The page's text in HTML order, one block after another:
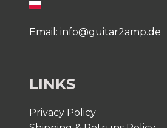
Email: info@guitar2amp.de
LINKS
Privacy Policy